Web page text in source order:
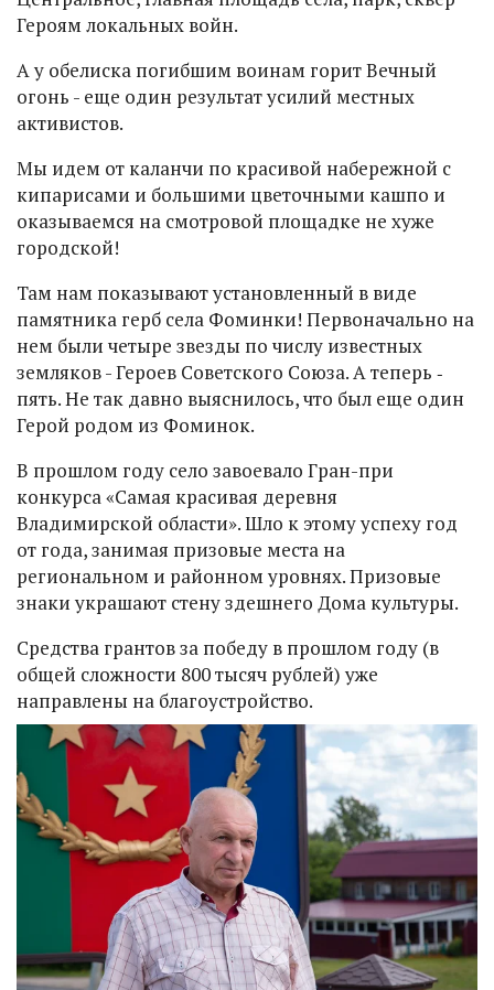
Героям локальных войн.
А у обелиска погибшим воинам горит Вечный
огонь - еще один результат усилий местных
активистов.
Мы идем от каланчи по красивой набережной с
кипарисами и большими цветочными кашпо и
оказываемся на смотровой площадке не хуже
городской!
Там нам показывают установленный в виде
памятника герб села Фоминки! Первоначально на
нем были четыре звезды по числу известных
земляков - Героев Советского Союза. А теперь ‑
пять. Не так давно выяснилось, что был еще один
Герой родом из Фоминок.
В прошлом году село завоевало Гран-при
конкурса «Самая красивая деревня
Владимирской области». Шло к этому успеху год
от года, занимая призовые места на
региональном и районном уровнях. Призовые
знаки украшают стену здешнего Дома культуры.
Средства грантов за победу в прошлом году (в
общей сложности 800 тысяч рублей) уже
направлены на благоустройство.